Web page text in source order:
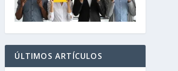
ÚLTIMOS ARTÍCULOS